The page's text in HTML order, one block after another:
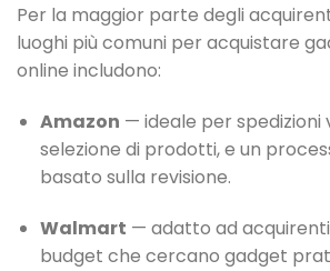
Per la maggior parte degli
luoghi più comuni per acquistare
online includono:
Amazon — ideale per spedizioni
selezione di prodotti, e un
basato sulla revisione.
Walmart — adatto ad
budget che cercano gadget